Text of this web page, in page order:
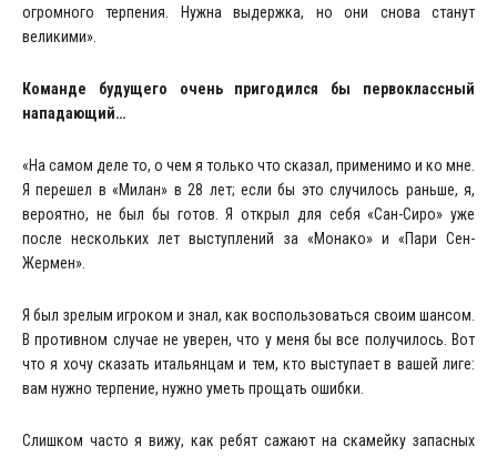
огромного терпения. Нужна выдержка, но они снова станут
великими».
Команде будущего очень пригодился бы первоклассный
нападающий…
«На самом деле то, о чем я только что сказал, применимо и ко мне.
Я перешел в «Милан» в 28 лет; если бы это случилось раньше, я,
вероятно, не был бы готов. Я открыл для себя «Сан-Сиро» уже
после нескольких лет выступлений за «Монако» и «Пари Сен-
Жермен».
Я был зрелым игроком и знал, как воспользоваться своим шансом.
В противном случае не уверен, что у меня бы все получилось. Вот
что я хочу сказать итальянцам и тем, кто выступает в вашей лиге:
вам нужно терпение, нужно уметь прощать ошибки.
Слишком часто я вижу, как ребят сажают на скамейку запасных